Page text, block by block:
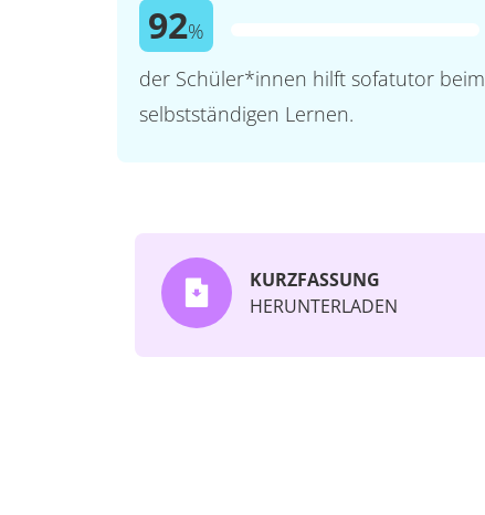
92%
der Schüler*innen hilft sofatutor beim
selbstständigen Lernen.
KURZFASSUNG
HERUNTERLADEN